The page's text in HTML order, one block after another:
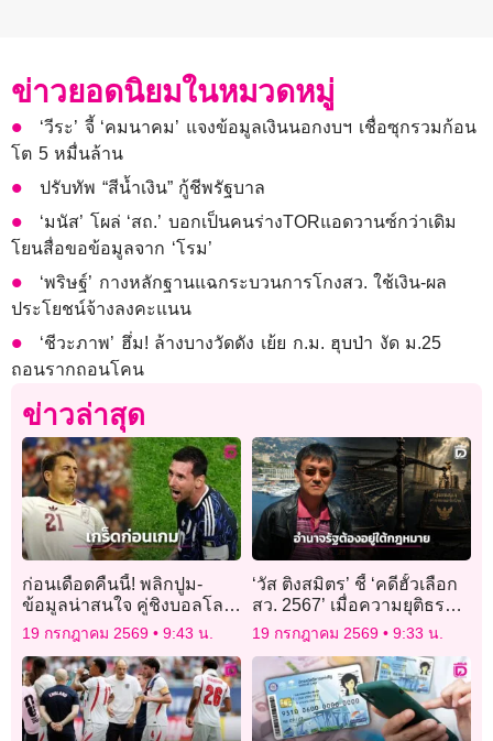
ข่าวยอดนิยมในหมวดหมู่
‘วีระ’ จี้ ‘คมนาคม’ แจงข้อมูลเงินนอกงบฯ เชื่อซุกรวมก้อน
โต 5 หมื่นล้าน
ปรับทัพ “สีน้ำเงิน” กู้ชีพรัฐบาล
‘มนัส’ โผล่ ‘สถ.’ บอกเป็นคนร่างTORแอดวานซ์กว่าเดิม
โยนสื่อขอข้อมูลจาก ‘โรม’
‘พริษฐ์’ กางหลักฐานแฉกระบวนการโกงสว. ใช้เงิน-ผล
ประโยชน์จ้างลงคะแนน
‘ชีวะภาพ’ ฮึ่ม! ล้างบางวัดดัง เย้ย ก.ม. ฮุบป่า งัด ม.25
ถอนรากถอนโคน
ข่าวล่าสุด
ก่อนเดือดคืนนี้! พลิกปูม-
ข้อมูลน่าสนใจ คู่ชิงบอลโลก
2026
19 กรกฎาคม 2569 9:43 น.
‘วัส ติงสมิตร’ ชี้ ‘คดีฮั้วเลือก
สว. 2567’ เมื่อความยุติธรรม
คือการรักษาหลักนิติรัฐไม่ให้
ถูกยึดครอง
19 กรกฎาคม 2569 9:33 น.